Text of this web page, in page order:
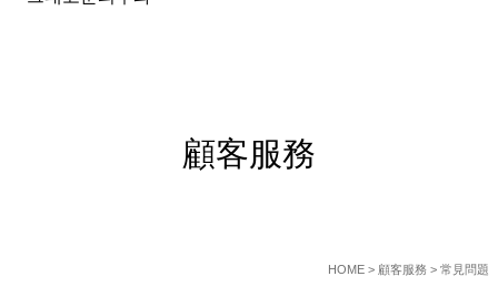
顧客服務
HOME > 顧客服務 > 常見問題